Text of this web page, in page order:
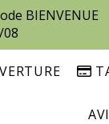
BIENVENUE